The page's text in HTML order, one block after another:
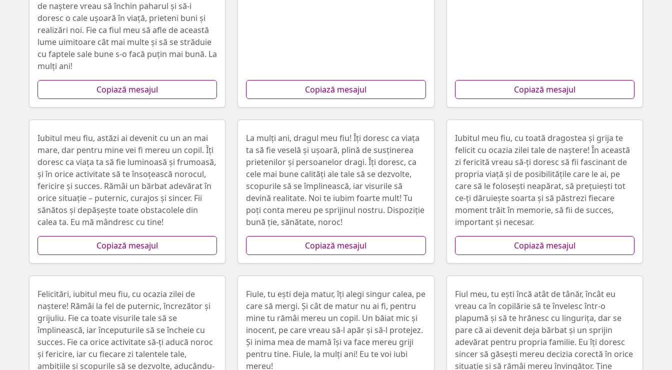
de naștere vreau să închin paharul și să-i
doresc o cale ușoară în viață, prieteni buni și
realizări noi. Fie ca fiul meu să afle de această
lume uimitoare cât mai multe și să se străduie
cu faptele sale bune s-o facă puțin mai bună. La
mulți ani!
Copiază mesajul Copiază mesajul Copiază mesajul
Iubitul meu fiu, astăzi ai devenit cu un an mai
mare, dar pentru mine vei fi mereu un copil. Îți
doresc ca viața ta să fie luminoasă și frumoasă,
și în orice activitate să te însoțească norocul,
fericire și succes. Rămâi un bărbat adevărat în
orice situație – puternic, curajos și sincer. Fii
sănătos și depășește toate obstacolele din
calea ta. Eu mă mândresc cu tine!
Copiază mesajul
La mulți ani, dragul meu fiu! Îți doresc ca viața
ta să fie veselă și ușoară, plină de susținerea
prietenilor și persoanelor dragi. Îți doresc, ca
cele mai bune calități ale tale să se dezvolte,
scopurile să se împlinească, iar visurile să
devină realitate. Noi te iubim foarte mult! Tu
poți conta mereu pe sprijinul nostru. Dispoziție
bună ție, sănătate, noroc!
Copiază mesajul
Iubitul meu fiu, cu toată dragostea și grija te
felicit cu ocazia zilei tale de naștere! În această
zi fericită vreau să-ți doresc să fii fascinant de
propria viață și de posibilitățile care le ai, pe
care să le folosești neapărat, să prețuiești tot
ce-ți dăruiește soarta și să păstrezi fiecare
moment trăit în memorie, să fii de succes,
important și necesar.
Copiază mesajul
Felicitări, iubitul meu fiu, cu ocazia zilei de
naștere! Rămâi la fel de puternic, încrezător și
grijuliu. Fie ca toate visurile tale să se
împlinească, iar începuturile să se încheie cu
succes. Fie ca orice activitate să-ți aducă noroc
și fericire, iar cu fiecare zi talentele tale,
ambițiile și scopurile să se dezvolte, aducându-
Fiule, tu ești deja matur, îți alegi singur calea, pe
care să mergi. Și cât de matur nu ai fi, pentru
mine tu rămâi mereu un copil. Un băiat mic și
inocent, pe care vreau să-l apăr și să-l protejez.
Și inima mea de mamă își va face mereu griji
pentru tine. Fiule, la mulți ani! Eu te voi iubi
mereu!
Fiul meu, tu ești încă atât de tânăr, încât eu
vreau ca în copilărie să te învelesc într-o
plapumă și să te hrănesc cu lingurița, dar se
pare că ai devenit deja bărbat și un sprijin
adevărat pentru propria familie. Eu îți doresc
sincer să găsești mereu decizia corectă în orice
situație și să rămâi mereu învingător. Ține